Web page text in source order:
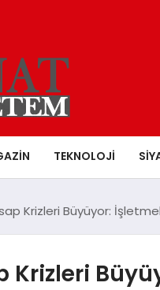
TEKNOLOJI
Krizleri Büyüyor:
Krizleri